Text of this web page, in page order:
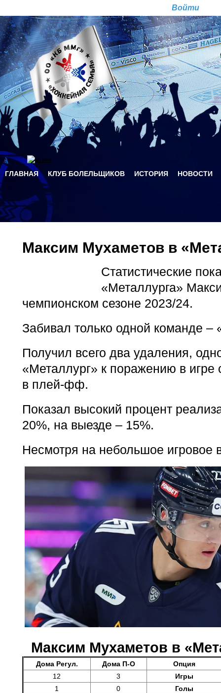
ГЛАВНАЯ КЛУБ БОЛЕЛЬЩИКОВ ИСТОРИЯ НОВОСТИ
Максим Мухаметов в
Статистические
«Металлурга»
чемпионском сезоне 2023/24.
Забивал только одной команде –
Получил всего два удаления,
«Металлург» к поражению в игре
в плей-фф.
Показал высокий процент
20%, на выезде – 15%.
Несмотря на небольшое игровое
Максим Мухаметов в
Дома Регул. Дома П-О
Опция
12
3
Игры
1
0
Голы